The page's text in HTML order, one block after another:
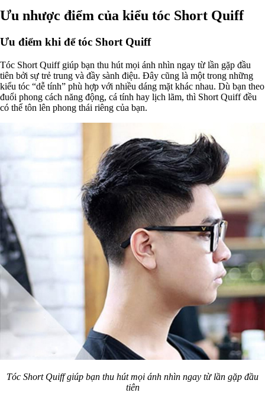
Ưu nhược điểm của kiểu tóc Short Quiff
Ưu điểm khi để tóc Short Quiff
Tóc Short Quiff giúp bạn thu hút mọi ánh nhìn ngay từ lần gặp đầu
tiên bởi sự trẻ trung và đầy sành điệu. Đây cũng là một trong những
kiểu tóc “dễ tính” phù hợp với nhiều dáng mặt khác nhau. Dù bạn theo
đuổi phong cách năng động, cá tính hay lịch lãm, thì Short Quiff đều
có thể tôn lên phong thái riêng của bạn.
Tóc Short Quiff giúp bạn thu hút mọi ánh nhìn ngay từ lần gặp đầu
tiên